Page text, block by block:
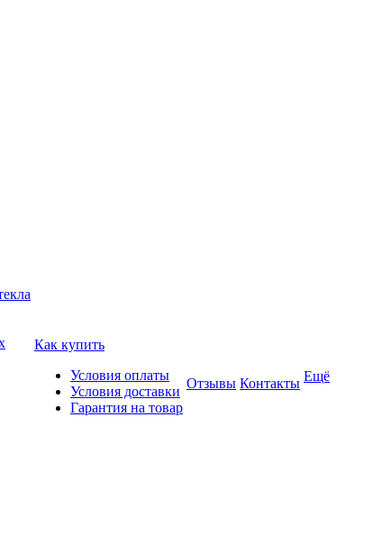
Как купить
Условия оплаты
Условия доставки
Гарантия на товар
Отзывы Контакты Ещё